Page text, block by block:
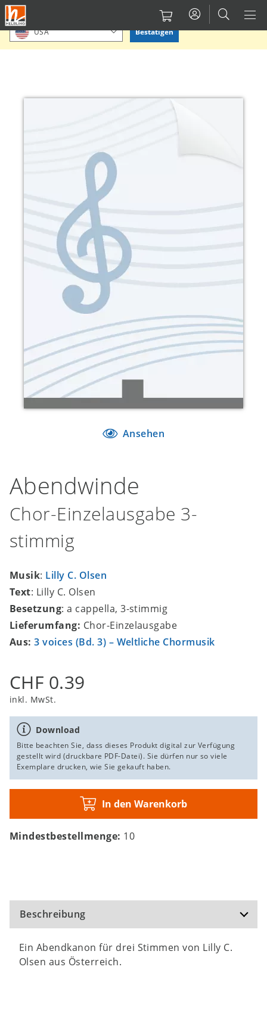
Direkt
zum
Inhalt
Bitte Standort bestätigen oder einen anderen auswählen.
USA Bestätigen
Ansehen
Abendwinde
Chor-Einzelausgabe 3-
stimmig
Musik: Lilly C. Olsen
Text: Lilly C. Olsen
Besetzung: a cappella, 3-stimmig
Lieferumfang: Chor-Einzelausgabe
Aus:3 voices (Bd. 3) – Weltliche Chormusik
CHF 0.39
inkl. MwSt.
Download
Bitte beachten Sie, dass dieses Produkt digital zur Verfügung
gestellt wird (druckbare PDF-Datei). Sie dürfen nur so viele
Exemplare drucken, wie Sie gekauft haben.
In den Warenkorb
Mindestbestellmenge: 10
Beschreibung
Ein Abendkanon für drei Stimmen von Lilly C.
Olsen aus Österreich.